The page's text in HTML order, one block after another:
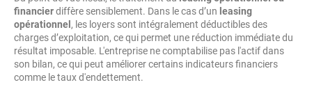
financierdiffère sensiblement. Dans le cas d’un leasing
opérationnel , les loyers sont intégralement déductibles des
charges d’exploitation, ce qui permet une réduction immédiate du
résultat imposable. L'entreprise ne comptabilise pas l'actif dans
son bilan, ce qui peut améliorer certains indicateurs financiers
comme le taux d'endettement.